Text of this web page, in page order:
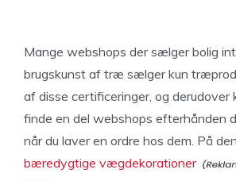
Mange webshops der sælger bolig
brugskunst af træ sælger kun
af disse certificeringer, og derudover
finde en del webshops efterhånden
når du laver en ordre hos dem. På
bæredygtige vægdekorationer